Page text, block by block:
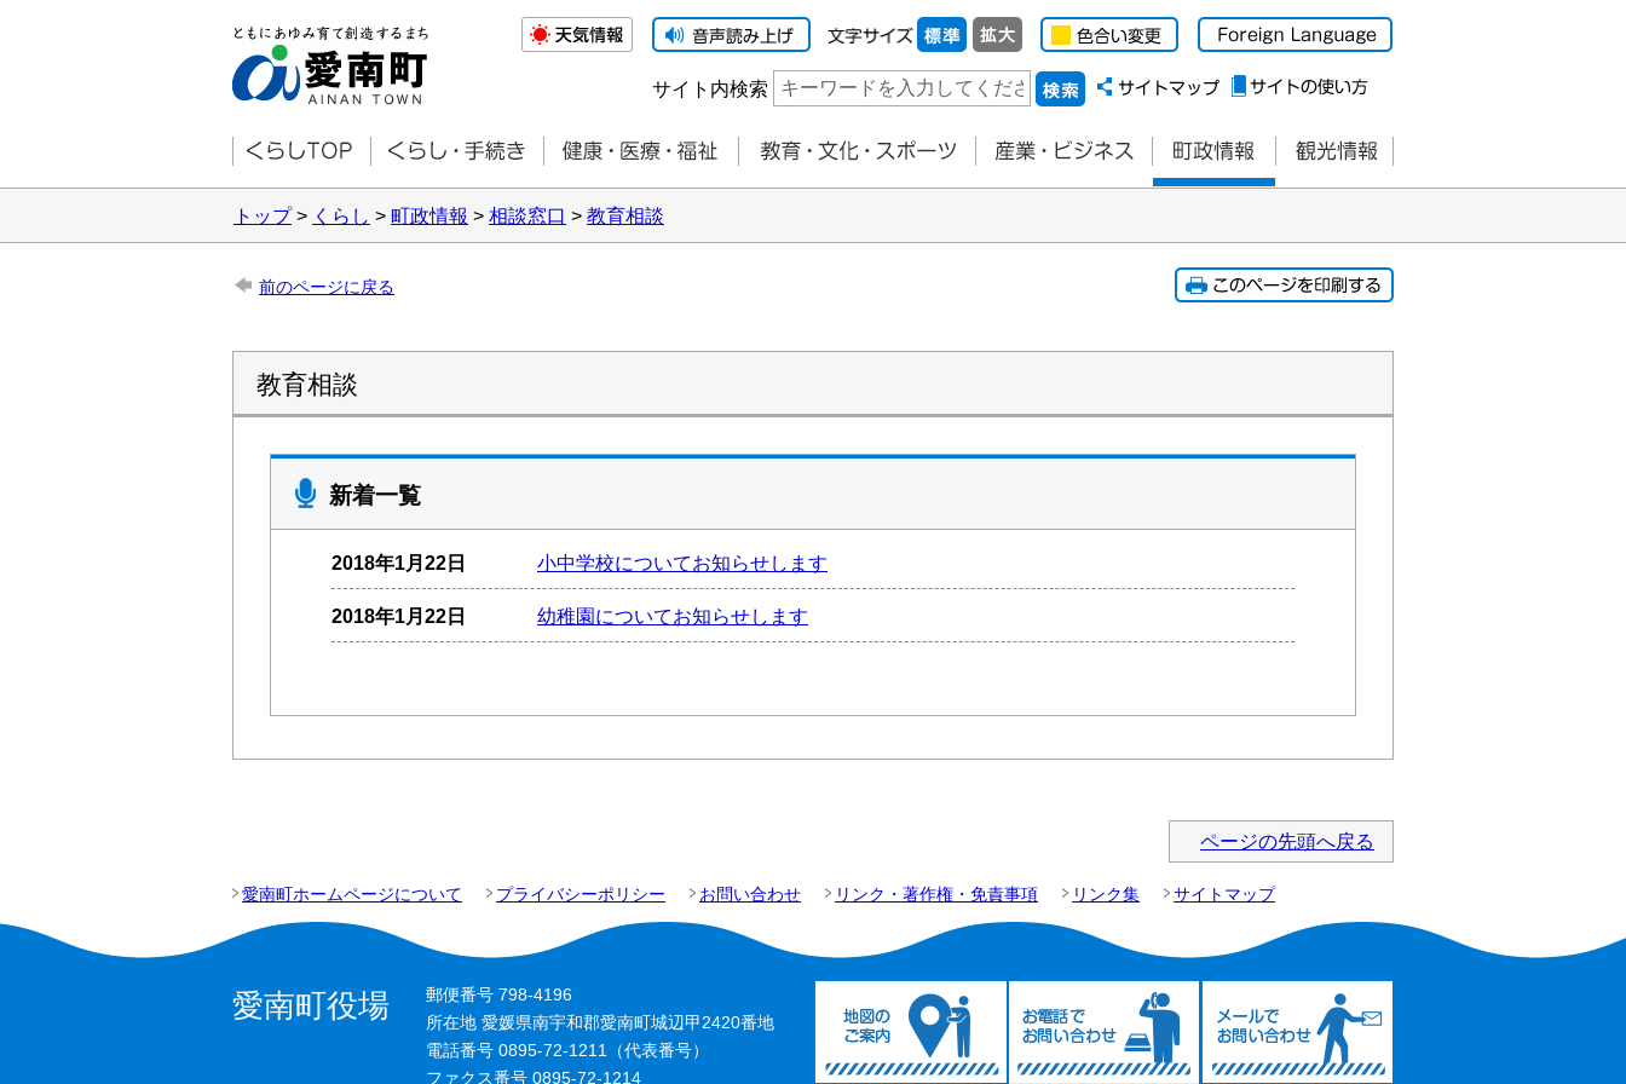
サイト内検索
トップ> くらし > 町政情報 > 相談窓口 > 教育相談
前のページに戻る
教育相談
新着一覧
2018年1月22日 小中学校についてお知らせします
2018年1月22日 幼稚園についてお知らせします
ページの先頭へ戻る
愛南町ホームページについて プライバシーポリシー お問い合わせ リンク・著作権・免責事項 リンク集 サイトマップ
愛南町役場
郵便番号 798-4196
所在地 愛媛県南宇和郡愛南町城辺甲2420番地
電話番号 0895-72-1211（代表番号）
ファクス番号 0895-72-1214